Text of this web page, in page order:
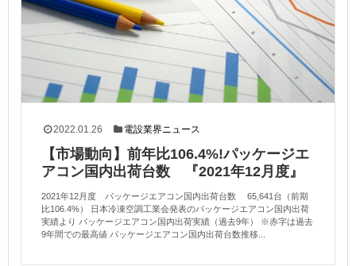
2022.01.26 電設業界ニュース
【市場動向】前年比106.4%!パッケージエ
アコン国内出荷台数 『2021年12月度』
2021年12月度 パッケージエアコン国内出荷台数 65,641台（前期
比106.4%） 日本冷凍空調工業会発表のパッケージエアコン国内出荷
実績より パッケージエアコン国内出荷実績（過去9年） ※赤字は過去
9年間での最高値 パッケージエアコン国内出荷台数推移...